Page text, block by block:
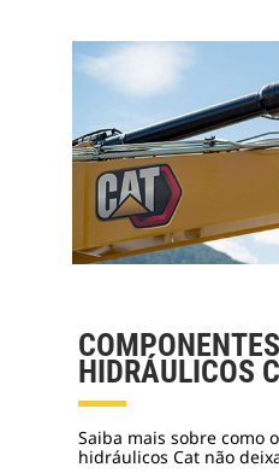
COMPONENTES
HIDRÁULICOS
Saiba mais sobre como
hidráulicos Cat não